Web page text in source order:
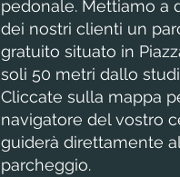
pedonale. Mettiamo a
dei nostri clienti un
gratuito situato in
soli 50 metri dallo
Cliccate sulla mappa
navigatore del vostro
guiderà direttamente
parcheggio.